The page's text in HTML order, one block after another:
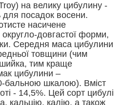
на велику цибулину -
для посадок восени.
насичене
довгастої форми,
Середня маса цибулини
товщини (чим
тим краще
цибулини –
бальною шкалою). Вміст
- 14,5%. Цей сорт цибулі
кальцію, калію, а також